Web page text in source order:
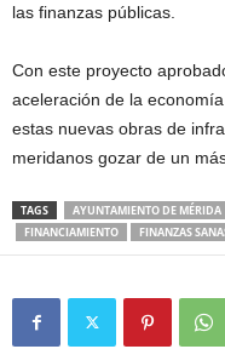
las finanzas públicas.
Con este proyecto
aceleración de la
estas nuevas obras de
meridanos gozar de un
TAGS AYUNTAMIENTO DE MÉRIDA
FINANCIAMIENTO
FINANZAS